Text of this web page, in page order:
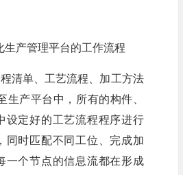
生产管理平台的工作流程
清单、工艺流程、加工方法
生产平台中，所有的构件、
设定好的工艺流程程序进行
同时匹配不同工位、完成加
一个节点的信息流都在形成